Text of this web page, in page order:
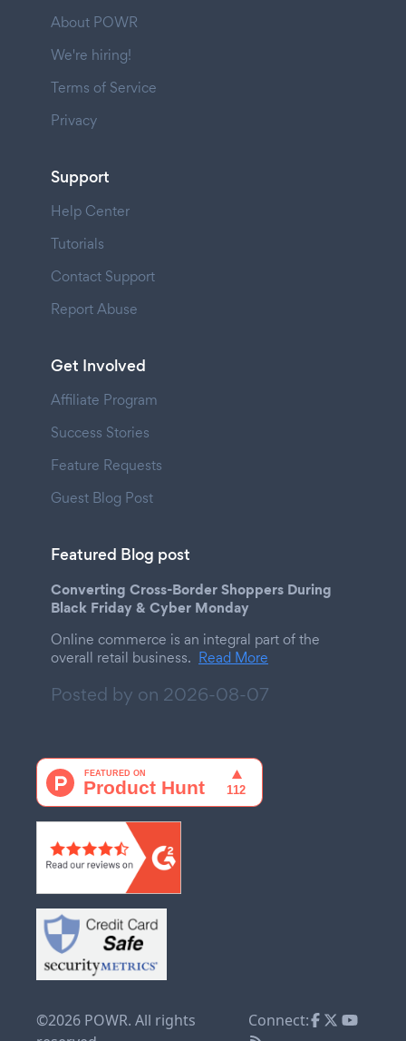
About POWR
We're hiring!
Terms of Service
Privacy
Support
Help Center
Tutorials
Contact Support
Report Abuse
Get Involved
Affiliate Program
Success Stories
Feature Requests
Guest Blog Post
Featured Blog post
Converting Cross-Border Shoppers During
Black Friday & Cyber Monday
Online commerce is an integral part of the
overall retail business. Read More
Posted by on 2026-08-07
©2026 POWR. All rights
Connect: